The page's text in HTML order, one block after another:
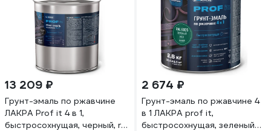
13 209 ₽
Грунт-эмаль по ржавчине
ЛАКРА Prof it 4 в 1,
быстросохнущая, черный, ral
2 674 ₽
Грунт-эмаль по ржавчине 4
в 1 ЛАКРА prof it,
быстросохнущая, зеленый